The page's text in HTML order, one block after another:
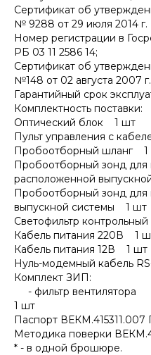
Сертификат об
№ 9288 от 29 июля 2014 г.
Номер регистрации в
РБ 03 11 2586 14;
Сертификат об
№148 от 02 августа 2007
Гарантийный срок
Комплектность поставки:
Оптический блок 1 шт
Пульт управления с
Пробоотборный шланг 1
Пробоотборный зонд для
расположенной
Пробоотборный зонд для
выпускной системы 1 шт
Светофильтр
Кабель питания 220В 1
Кабель питания 12В 1 шт
Нуль-модемный кабель
Комплект ЗИП:
- фильтр вентилятора
1 шт
Паспорт
Методика поверки
* - в одной брошюре.